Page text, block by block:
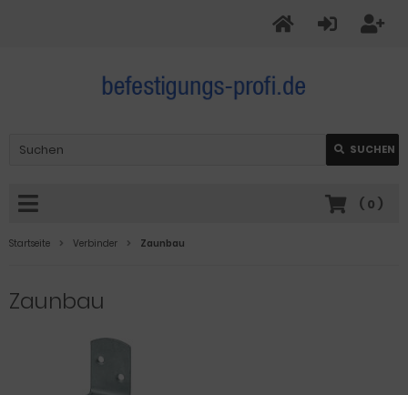
SUCHEN
( 0 )
Startseite Verbinder Zaunbau
Zaunbau